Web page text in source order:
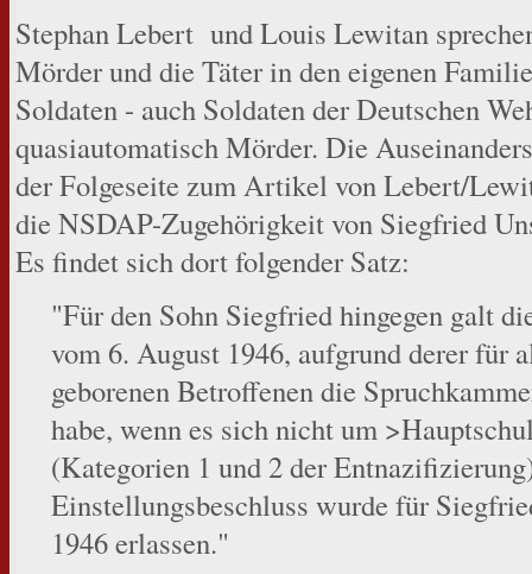
Stephan Lebert und Louis Lewitan
Mörder und die Täter in den eigenen
Soldaten - auch Soldaten der Deutschen
quasiautomatisch Mörder. Die
der Folgeseite zum Artikel von Lebert/
die NSDAP-Zugehörigkeit von Siegfried
Es findet sich dort folgender Satz:
"Für den Sohn Siegfried hingegen galt
vom 6. August 1946, aufgrund derer für
geborenen Betroffenen die
habe, wenn es sich nicht um
(Kategorien 1 und 2 der
Einstellungsbeschluss wurde für
1946 erlassen."